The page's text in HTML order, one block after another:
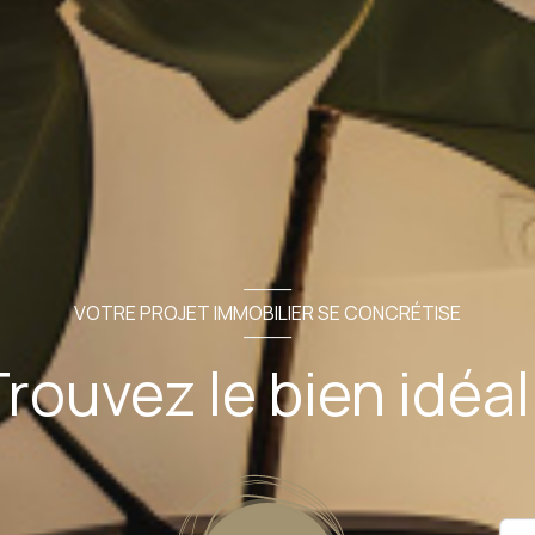
VOTRE PROJET IMMOBILIER SE CONCRÉTISE
le bien